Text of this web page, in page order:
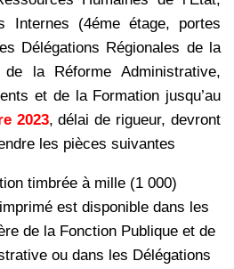
Internes (4éme étage, portes
Délégations Régionales de la
la Réforme Administrative,
et de la Formation jusqu’au
2023, délai de rigueur, devront
les pièces suivantes
timbrée à mille (1 000)
est disponible dans les
de la Fonction Publique et de
ou dans les Délégations